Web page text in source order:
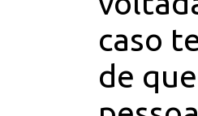
caso
de